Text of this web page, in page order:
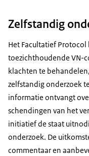
Zelfstandig
Het Facultatief
toezichthoudende VN-
klachten te
zelfstandig onderzoek
informatie ontvangt
schendingen van het
initiatief de staat
onderzoek. De
commentaar en